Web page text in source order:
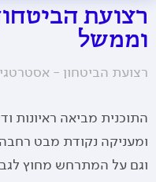
רצועת
וממשל
רצועת הביטחון -
התוכנית מביאה ראיונות
ומעניקה נקודת מבט
וגם על המתרחש מחוץ